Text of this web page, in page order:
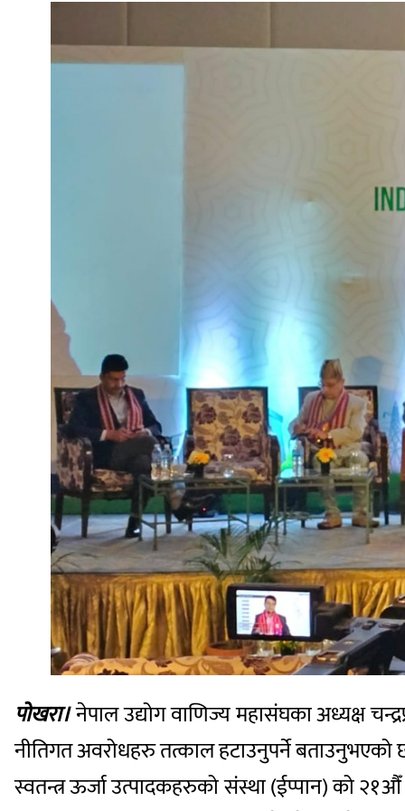
पोखरा।नेपाल उद्योग वाणिज्य महासंघका अध्यक्ष
नीतिगत अवरोधहरु तत्काल हटाउनुपर्ने बताउनुभएको
स्वतन्त्र ऊर्जा उत्पादकहरुको संस्था (ईप्पान) को